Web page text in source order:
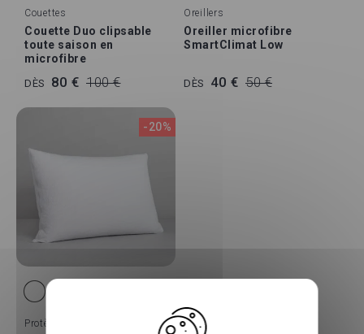
Couettes
Couette Duo clipsable
toute saison en
microfibre
DÈS 80 € 100 €
Oreillers
Oreiller microfibre
SmartClimat Low
DÈS 40 € 50 €
-20%
Protèges Oreillers